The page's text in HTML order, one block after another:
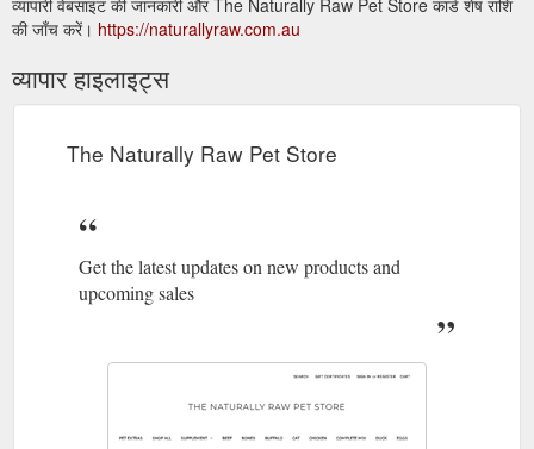
की जाँच करें। https://naturallyraw.com.au
व्यापार हाइलाइट्स
The Naturally Raw Pet Store
Get the latest updates on new products and
upcoming sales